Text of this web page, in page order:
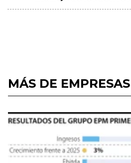
MÁS DE EMPRESAS